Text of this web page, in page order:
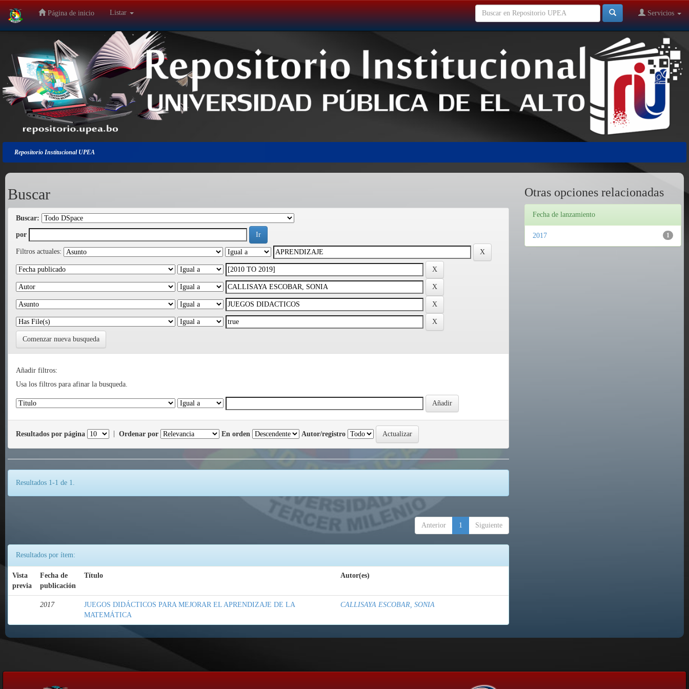
Salir
navegación
Página de inicio Listar Servicios
Repositorio Institucional UPEA
Buscar
Buscar:
por
Filtros actuales:
Comenzar nueva busqueda
Añadir filtros:
Usa los filtros para afinar la busqueda.
Resultados por página Ordenar por En orden Autor/registro
Resultados 1-1 de 1.
Anterior 1 Siguiente
Resultados por ítem:
Vista
previa
Fecha de
publicación
Título Autor(es)
2017
JUEGOS DIDÁCTICOS PARA MEJORAR EL APRENDIZAJE DE LA
MATEMÁTICA
CALLISAYA ESCOBAR, SONIA
Otras opciones relacionadas
Fecha de lanzamiento
1
2017